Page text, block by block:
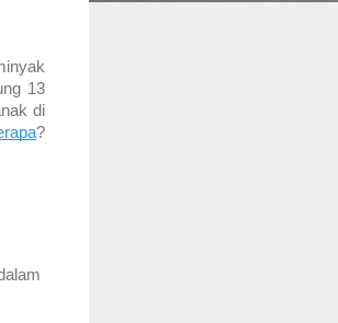
13
di
?